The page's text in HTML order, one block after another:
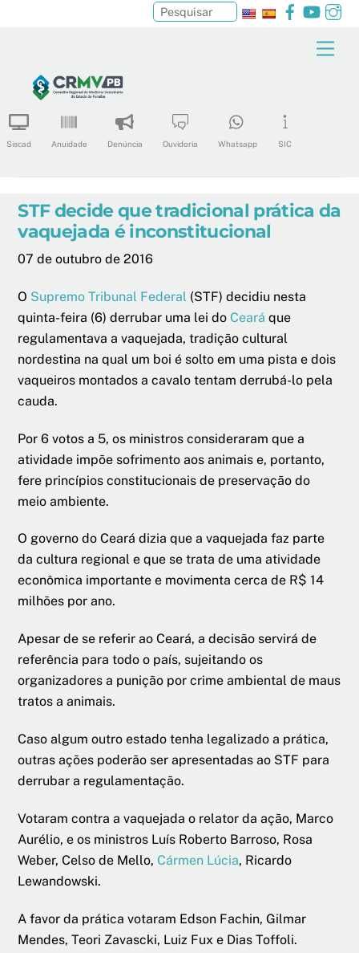
content
Facebook
Siscad Anuidade Denúncia Ouvidoria Whatsapp SIC
Pesquisar
STF decide que tradicional prática da
vaquejada é inconstitucional
07 de outubro de 2016
O Supremo Tribunal Federal (STF) decidiu nesta
quinta-feira (6) derrubar uma lei do Ceará que
regulamentava a vaquejada, tradição cultural
nordestina na qual um boi é solto em uma pista e dois
vaqueiros montados a cavalo tentam derrubá-lo pela
cauda.
Por 6 votos a 5, os ministros consideraram que a
atividade impõe sofrimento aos animais e, portanto,
fere princípios constitucionais de preservação do
meio ambiente.
O governo do Ceará dizia que a vaquejada faz parte
da cultura regional e que se trata de uma atividade
econômica importante e movimenta cerca de R$ 14
milhões por ano.
Apesar de se referir ao Ceará, a decisão servirá de
referência para todo o país, sujeitando os
organizadores a punição por crime ambiental de maus
tratos a animais.
Caso algum outro estado tenha legalizado a prática,
outras ações poderão ser apresentadas ao STF para
derrubar a regulamentação.
Votaram contra a vaquejada o relator da ação, Marco
Aurélio, e os ministros Luís Roberto Barroso, Rosa
Weber, Celso de Mello, Cármen Lúcia, Ricardo
Lewandowski.
A favor da prática votaram Edson Fachin, Gilmar
Mendes, Teori Zavascki, Luiz Fux e Dias Toffoli.